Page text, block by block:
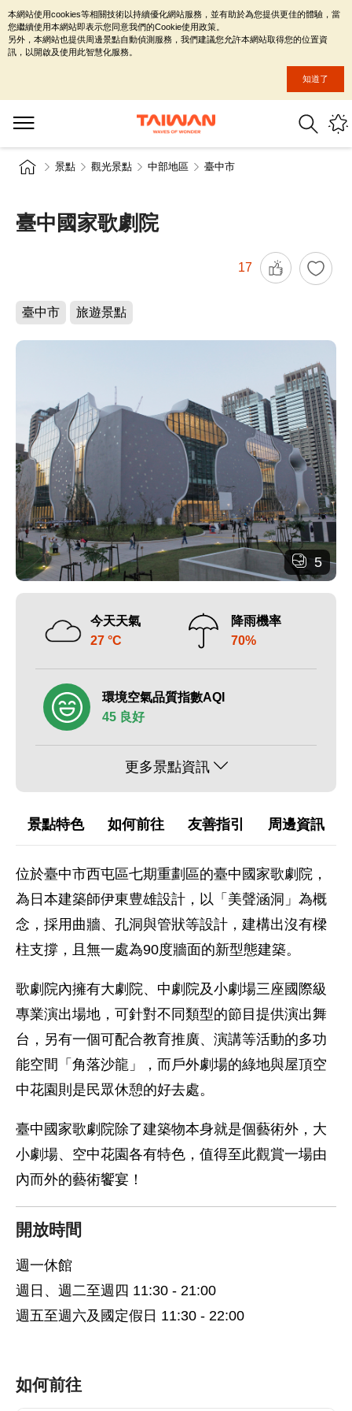
景點 觀光景點 中部地區 臺中市
臺中國家歌劇院
17
臺中市 旅遊景點
5
今天天氣
27 °C
降雨機率
70%
環境空氣品質指數AQI
45 良好
更多景點資訊
景點特色 如何前往 友善指引 周邊資訊
位於臺中市西屯區七期重劃區的臺中國家歌劇院，
為日本建築師伊東豊雄設計，以「美聲涵洞」為概
念，採用曲牆、孔洞與管狀等設計，建構出沒有樑
柱支撐，且無一處為90度牆面的新型態建築。
歌劇院內擁有大劇院、中劇院及小劇場三座國際級
專業演出場地，可針對不同類型的節目提供演出舞
台，另有一個可配合教育推廣、演講等活動的多功
能空間「角落沙龍」，而戶外劇場的綠地與屋頂空
中花園則是民眾休憩的好去處。
臺中國家歌劇院除了建築物本身就是個藝術外，大
小劇場、空中花園各有特色，值得至此觀賞一場由
內而外的藝術饗宴！
開放時間
週一休館
週日、週二至週四 11:30 - 21:00
週五至週六及國定假日 11:30 - 22:00
如何前往
本網站使用cookies等相關技術以持續優化網站服務，並有助於為您提供更佳的體驗，當
您繼續使用本網站即表示您同意我們的Cookie使用政策。
另外，本網站也提供周邊景點自動偵測服務，我們建議您允許本網站取得您的位置資
訊，以開啟及使用此智慧化服務。
知道了